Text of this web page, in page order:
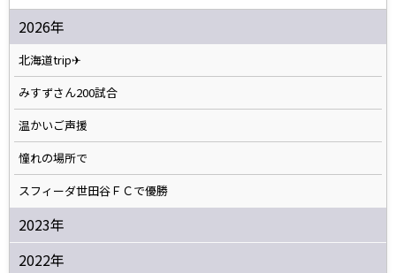
2026年
北海道trip✈
みすずさん200試合
温かいご声援
憧れの場所で
スフィーダ世田谷ＦＣで優勝
2023年
2022年